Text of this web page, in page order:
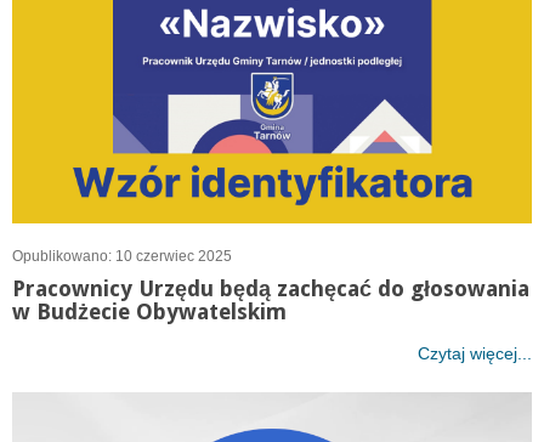
Opublikowano: 10 czerwiec 2025
Pracownicy Urzędu będą zachęcać do głosowania
w Budżecie Obywatelskim
Czytaj więcej...